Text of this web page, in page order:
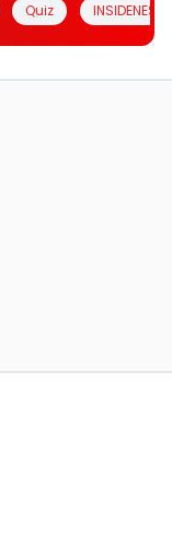
Quiz INSIDENESIA